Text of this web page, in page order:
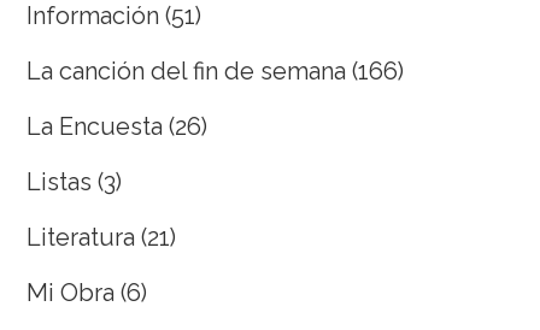
Información (51)
La canción del fin de semana (166)
La Encuesta (26)
Listas (3)
Literatura (21)
Mi Obra (6)